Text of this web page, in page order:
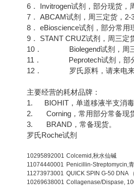
6． Invitrogen试剂，部分现货，
7． ABCAM试剂，周三定货，2-3
8． eBioscience试剂，部分常用
9． STANT CRUZ试剂，周三定
10． Biolegend试剂，周三
11． Peprotech试剂，部分
12． 罗氏原料，请来电来
主要经营的耗材品牌：
1. BIOHIT，单道移液半支消毒
2. Corning，常用部分常备现货
3. BRAND，常备现货。
罗氏Roche试剂
10295892001 Colcemid,秋水仙碱
11074440001 Penicillin-Streptomycin,
11273973001 QUICK SPIN G-50 DNA
10269638001 Collagenase/Dispase,